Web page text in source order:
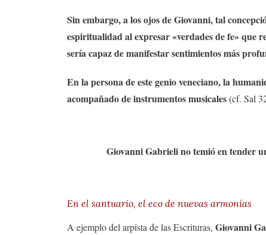
Sin embargo, a los ojos de Giovanni, tal
espiritualidad al expresar «verdades de fe» que
sería capaz de manifestar sentimientos más
En la persona de este genio veneciano, la
acompañado de instrumentos musicales(cf. Sal
Giovanni Gabrieli no temió en tender
En el santuario, el eco de nuevas armonías
A ejemplo del arpista de las Escrituras, Giovanni